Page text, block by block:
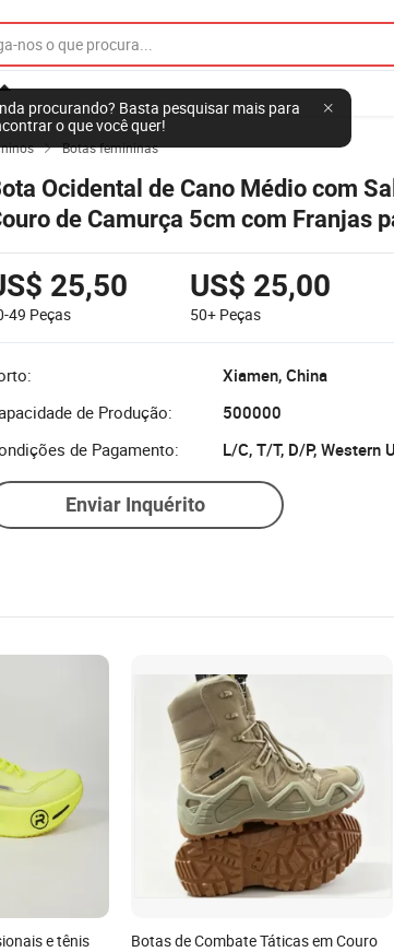
procurando? Basta pesquisar mais para
o que você quer!
 Botas femininas
Ocidental de Cano Médio com
de Camurça 5cm com Franjas
25,50
49 Peças
US$ 25,00
50+ Peças
Xiamen, China
de Produção:
500000
de Pagamento:
L/C, T/T, D/P, Western
Enviar Inquérito
e tênis
Botas de Combate Táticas em Couro